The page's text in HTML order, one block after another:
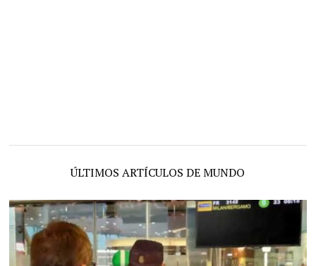
ÚLTIMOS ARTÍCULOS DE MUNDO